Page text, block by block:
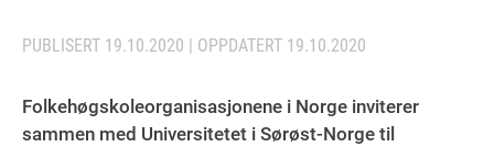
PUBLISERT 19.10.2020 | OPPDATERT 19.10.2020
Folkehøgskoleorganisasjonene i Norge inviterer
sammen med Universitetet i Sørøst-Norge til